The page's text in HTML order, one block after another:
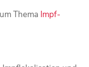
Thema Impf-